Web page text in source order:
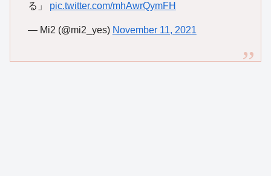
る」 pic.twitter.com/mhAwrQymFH
— Mi2 (@mi2_yes) November 11, 2021